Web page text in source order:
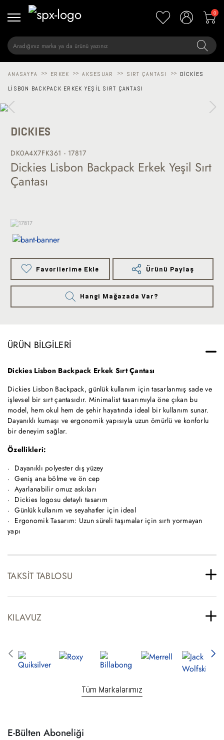
0
ANASAYFA >> ERKEK >> AKSESUAR >> SIRT ÇANTASI >>
DICKIES
LISBON BACKPACK ERKEK YEŞIL SIRT ÇANTASI
DICKIES
DK0A4X7FK361 - 17817
Dickies Lisbon Backpack Erkek Yeşil Sırt
Çantası
Favorilerime Ekle Ürünü Paylaş
Hangi Mağazada Var?
ÜRÜN BILGILERI
Dickies Lisbon Backpack Erkek Sırt Çantası
Dickies Lisbon Backpack, günlük kullanım için tasarlanmış sade ve
işlevsel bir sırt çantasıdır. Minimalist tasarımıyla öne çıkan bu
model, hem okul hem de şehir hayatında ideal bir kullanım sunar.
Dayanıklı kumaşı ve ergonomik yapısıyla uzun ömürlü ve konforlu
bir deneyim sağlar.
Özellikleri:
Dayanıklı polyester dış yüzey
Geniş ana bölme ve ön cep
Ayarlanabilir omuz askıları
Dickies logosu detaylı tasarım
Günlük kullanım ve seyahatler için ideal
Ergonomik Tasarım: Uzun süreli taşımalar için sırtı yormayan
yapı
TAKSIT TABLOSU
KILAVUZ
Tüm Markalarımız
E-Bülten Aboneliği